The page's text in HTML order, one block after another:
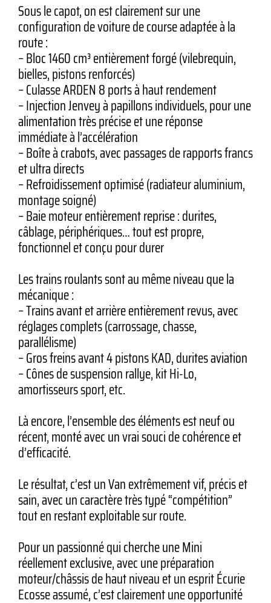
Sous le capot, on est clairement sur une
configuration de voiture de course adaptée à la
route :
– Bloc 1460 cm³ entièrement forgé (vilebrequin,
bielles, pistons renforcés)
– Culasse ARDEN 8 ports à haut rendement
– Injection Jenvey à papillons individuels, pour une
alimentation très précise et une réponse
immédiate à l’accélération
– Boîte à crabots, avec passages de rapports francs
et ultra directs
– Refroidissement optimisé (radiateur aluminium,
montage soigné)
– Baie moteur entièrement reprise : durites,
câblage, périphériques… tout est propre,
fonctionnel et conçu pour durer
Les trains roulants sont au même niveau que la
mécanique :
– Trains avant et arrière entièrement revus, avec
réglages complets (carrossage, chasse,
parallélisme)
– Gros freins avant 4 pistons KAD, durites aviation
– Cônes de suspension rallye, kit Hi-Lo,
amortisseurs sport, etc.
Là encore, l’ensemble des éléments est neuf ou
récent, monté avec un vrai souci de cohérence et
d’efficacité.
Le résultat, c’est un Van extrêmement vif, précis et
sain, avec un caractère très typé “compétition”
tout en restant exploitable sur route.
Pour un passionné qui cherche une Mini
réellement exclusive, avec une préparation
moteur/châssis de haut niveau et un esprit Écurie
Ecosse assumé, c’est clairement une opportunité